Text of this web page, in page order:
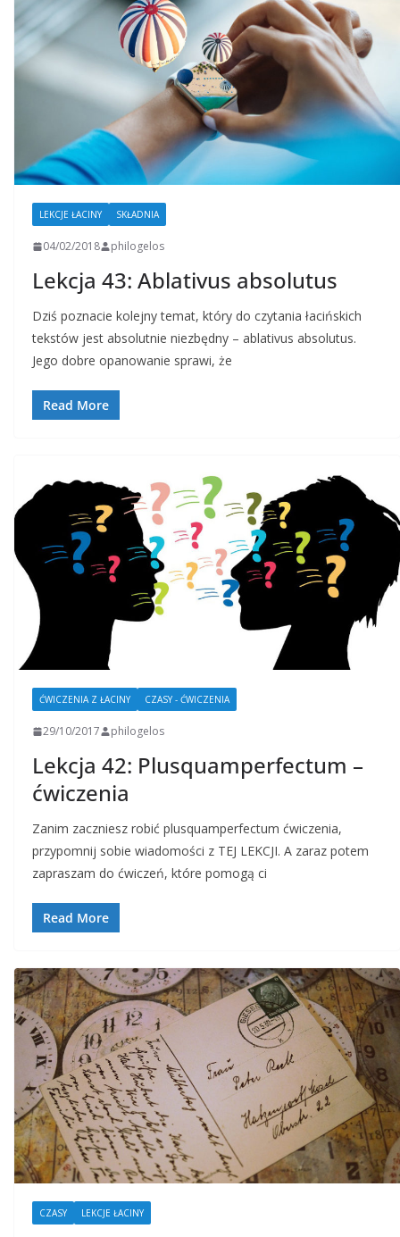
LEKCJE ŁACINY SKŁADNIA
04/02/2018 philogelos
Lekcja 43: Ablativus absolutus
Dziś poznacie kolejny temat, który do czytania łacińskich
tekstów jest absolutnie niezbędny – ablativus absolutus.
Jego dobre opanowanie sprawi, że
Read More
ĆWICZENIA Z ŁACINY CZASY - ĆWICZENIA
29/10/2017 philogelos
Lekcja 42: Plusquamperfectum –
ćwiczenia
Zanim zaczniesz robić plusquamperfectum ćwiczenia,
przypomnij sobie wiadomości z TEJ LEKCJI. A zaraz potem
zapraszam do ćwiczeń, które pomogą ci
Read More
CZASY LEKCJE ŁACINY